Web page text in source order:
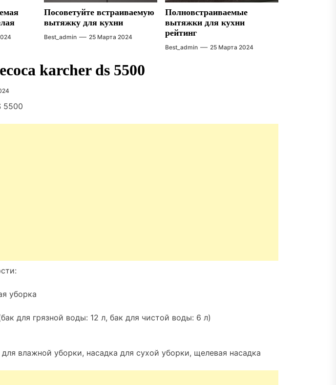
Посоветуйте встраиваемую
вытяжку для кухни
Best_admin 25 Марта 2024
Полновстраиваемые
вытяжки для кухни
рейтинг
Best_admin
25 Марта 2024
karcher ds 5500
5500
уборка
для грязной воды: 12 л, бак для чистой воды: 6 л)
влажной уборки, насадка для сухой уборки, щелевая насадка